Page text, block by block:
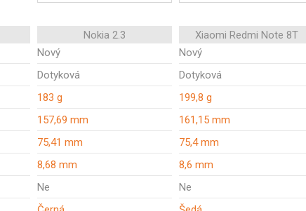
Nokia 2.3
Xiaomi Redmi Note 8T
Nový
Nový
Dotyková
Dotyková
183 g
199,8 g
157,69 mm
161,15 mm
75,41 mm
75,4 mm
8,68 mm
8,6 mm
Ne
Ne